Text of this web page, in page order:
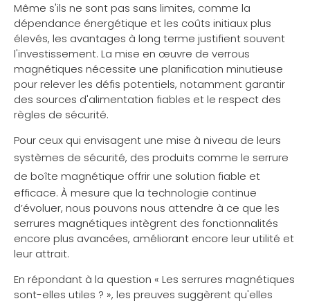
Même s'ils ne sont pas sans limites, comme la
dépendance énergétique et les coûts initiaux plus
élevés, les avantages à long terme justifient souvent
l'investissement. La mise en œuvre de verrous
magnétiques nécessite une planification minutieuse
pour relever les défis potentiels, notamment garantir
des sources d'alimentation fiables et le respect des
règles de sécurité.
Pour ceux qui envisagent une mise à niveau de leurs
systèmes de sécurité, des produits comme le serrure
de boîte magnétique offrir une solution fiable et
efficace. À mesure que la technologie continue
d’évoluer, nous pouvons nous attendre à ce que les
serrures magnétiques intègrent des fonctionnalités
encore plus avancées, améliorant encore leur utilité et
leur attrait.
En répondant à la question « Les serrures magnétiques
sont-elles utiles ? », les preuves suggèrent qu'elles